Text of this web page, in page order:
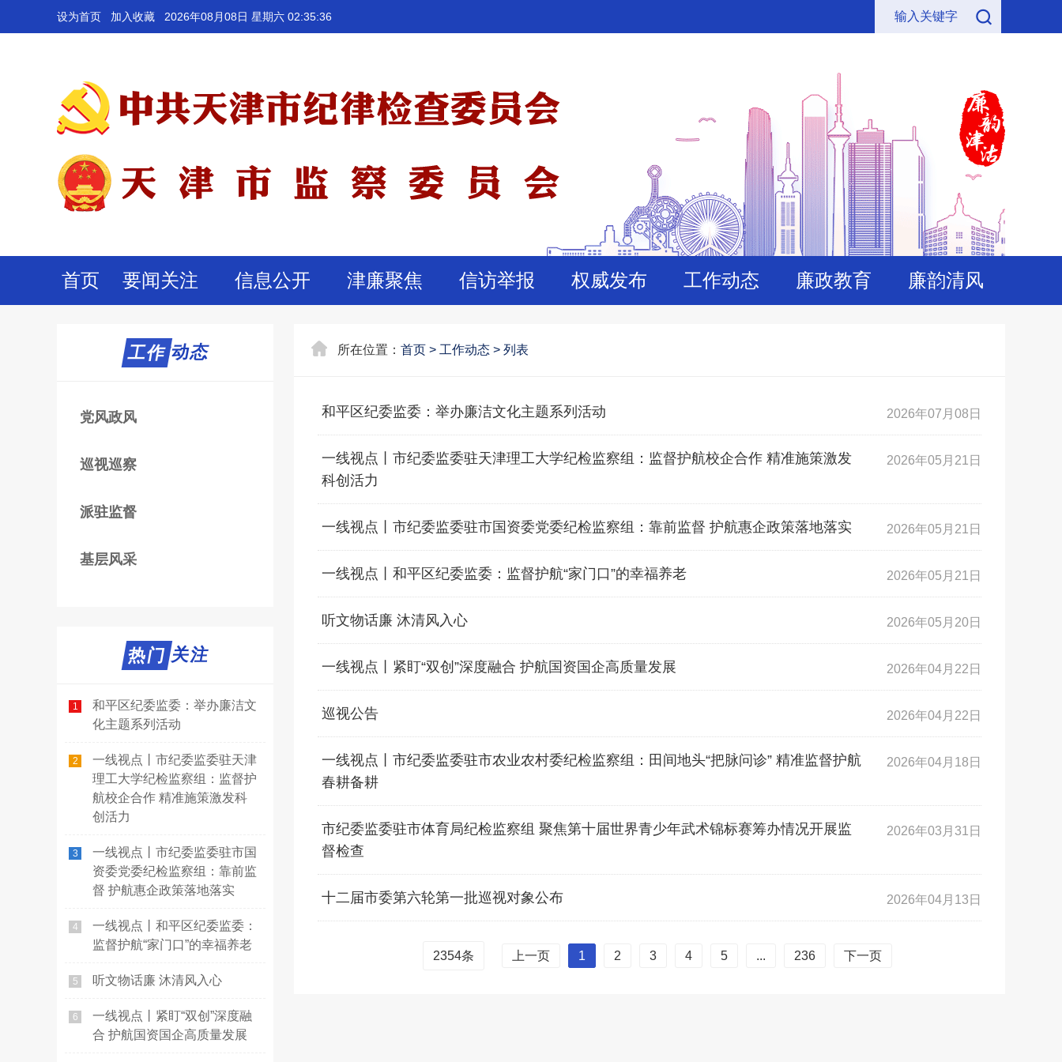
设为首页 加入收藏 2026年08月08日 星期六 02:35:36
首页 要闻关注 信息公开 津廉聚焦 信访举报 权威发布 工作动态 廉政教育 廉韵清风
工作动态
工作
党风政风
巡视巡察
派驻监督
基层风采
热门关注
热门
1
和平区纪委监委：举办廉洁文
化主题系列活动
2
一线视点丨市纪委监委驻天津
理工大学纪检监察组：监督护
航校企合作 精准施策激发科
创活力
3
一线视点丨市纪委监委驻市国
资委党委纪检监察组：靠前监
督 护航惠企政策落地落实
4
一线视点丨和平区纪委监委：
监督护航“家门口”的幸福养老
5 听文物话廉 沐清风入心
6
一线视点丨紧盯“双创”深度融
合 护航国资国企高质量发展
所在位置： 首页 > 工作动态 > 列表
和平区纪委监委：举办廉洁文化主题系列活动 2026年07月08日
一线视点丨市纪委监委驻天津理工大学纪检监察组：监督护航校企合作 精准施策激发
科创活力
2026年05月21日
一线视点丨市纪委监委驻市国资委党委纪检监察组：靠前监督 护航惠企政策落地落实 2026年05月21日
一线视点丨和平区纪委监委：监督护航“家门口”的幸福养老 2026年05月21日
听文物话廉 沐清风入心 2026年05月20日
一线视点丨紧盯“双创”深度融合 护航国资国企高质量发展 2026年04月22日
巡视公告 2026年04月22日
一线视点丨市纪委监委驻市农业农村委纪检监察组：田间地头“把脉问诊” 精准监督护航
春耕备耕
2026年04月18日
市纪委监委驻市体育局纪检监察组 聚焦第十届世界青少年武术锦标赛筹办情况开展监
督检查
2026年03月31日
十二届市委第六轮第一批巡视对象公布 2026年04月13日
2354条 上一页 1 2 3 4 5 ... 236 下一页